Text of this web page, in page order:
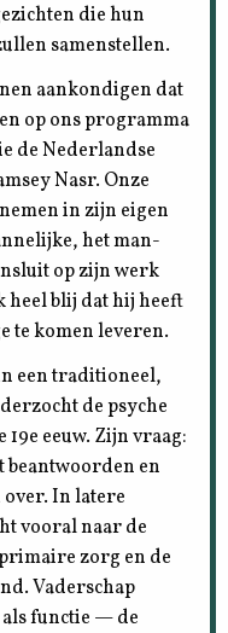
die hun
samenstellen.
aankondigen dat
op ons programma
de Nederlandse
Nasr. Onze
in zijn eigen
het man-
op zijn werk
heel blij dat hij heeft
te komen leveren.
een traditioneel,
de psyche
eeuw. Zijn vraag:
beantwoorden en
In latere
vooral naar de
zorg en de
Vaderschap
functie — de